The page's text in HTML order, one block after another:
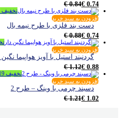
€ 0.74
€0.84
تخفیف
افزودن به سبد خرید
دست بند فلزی با طرح نیمه بال
€ 0.74
€0.88
افزودن به سبد خرید
گردنبند استيل با آويز هواپيما نگين
€ 0.88
€1.12
تخفیف
افزودن به سبد خرید
دسبند چرمی با وینگ – طرح 2
€ 1.02
€1.21